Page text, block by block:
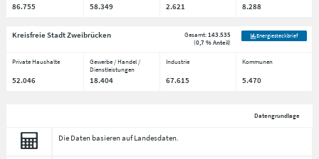
86.755 58.349 2.621 8.288
Kreisfreie Stadt Zweibrücken Gesamt: 143.535
(0,7 % Anteil)
Energiesteckbrief
Private Haushalte
Gewerbe / Handel /
Dienstleistungen
Industrie Kommunen
52.046 18.404 67.615 5.470
Datengrundlage
Die Daten basieren auf Landesdaten.